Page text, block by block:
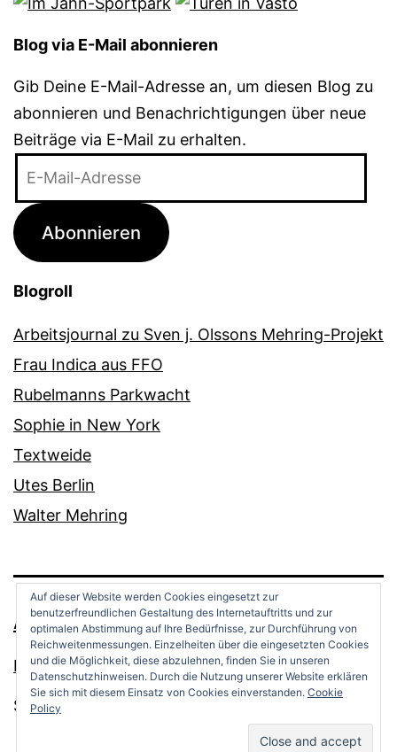
Blog via E-Mail abonnieren
Gib Deine E-Mail-Adresse an, um diesen Blog zu
abonnieren und Benachrichtigungen über neue
Beiträge via E-Mail zu erhalten.
Adresse
Abonnieren
Blogroll
Arbeitsjournal zu Sven j. Olssons Mehring-Projekt
Frau Indica aus FFO
Rubelmanns Parkwacht
Sophie in New York
Textweide
Utes Berlin
Walter Mehring
Auf dieser Website werden Cookies eingesetzt zur
benutzerfreundlichen Gestaltung des Internetauftritts und zur
optimalen Abstimmung auf Ihre Bedürfnisse, zur Durchführung von
Reichweitenmessungen. Einzelheiten über die eingesetzten Cookies
und die Möglichkeit, diese abzulehnen, finden Sie in unseren
Datenschutzhinweisen. Durch die Nutzung unserer Website erklären
Sie sich mit diesem Einsatz von Cookies einverstanden. Cookie
Policy
ANDREAS OPPERMANN
Datenschutz
Stolz präsentiert von